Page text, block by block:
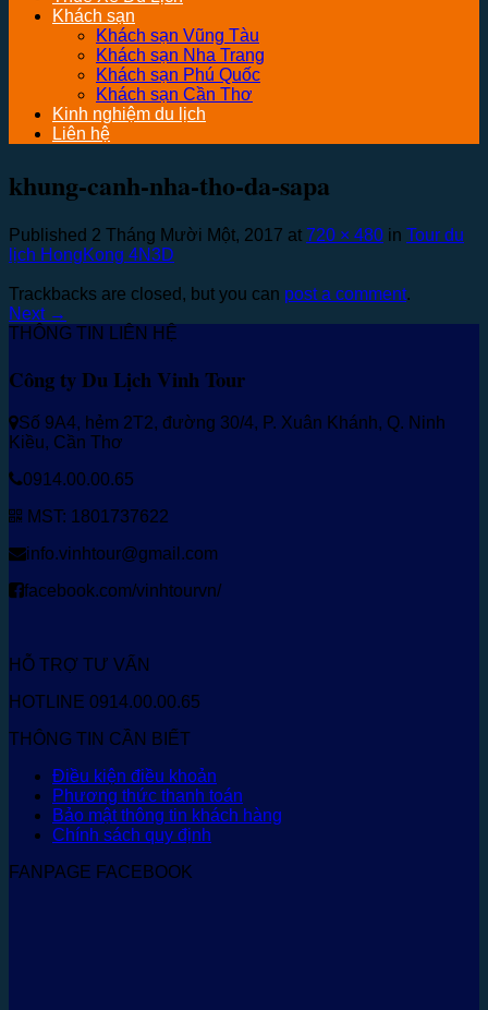
Khách sạn
Khách sạn Vũng Tàu
Khách sạn Nha Trang
Khách sạn Phú Quốc
Khách sạn Cần Thơ
Kinh nghiệm du lịch
Liên hệ
khung-canh-nha-tho-da-sapa
Published 2 Tháng Mười Một, 2017 at 720 × 480 in Tour du
lịch HongKong 4N3D
Trackbacks are closed, but you can post a comment.
Next →
THÔNG TIN LIÊN HỆ
Công ty Du Lịch Vinh Tour
Số 9A4, hẻm 2T2, đường 30/4, P. Xuân Khánh, Q. Ninh
Kiều, Cần Thơ
0914.00.00.65
MST: 1801737622
info.vinhtour@gmail.com
facebook.com/vinhtourvn/
HỖ TRỢ TƯ VẤN
HOTLINE 0914.00.00.65
THÔNG TIN CẦN BIẾT
Điều kiện điều khoản
Phương thức thanh toán
Bảo mật thông tin khách hàng
Chính sách quy định
FANPAGE FACEBOOK